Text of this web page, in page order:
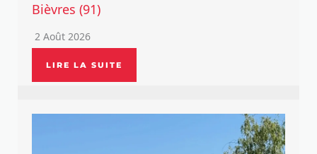
Bièvres (91)
2 Août 2026
LIRE LA SUITE